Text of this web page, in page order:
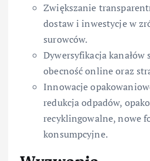
Zwiększanie
dostaw i inwestycje w
surowców.
Dywersyfikacja
obecność online oraz
Innowacje
redukcja odpadów,
recyklingowalne, nowe
konsumpcyjne.